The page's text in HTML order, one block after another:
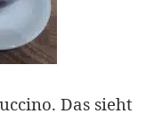
Das sieht